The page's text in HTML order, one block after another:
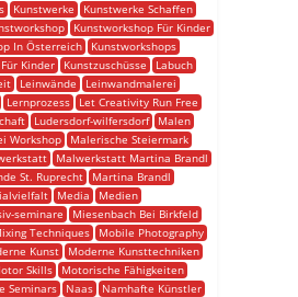
Kunstwerke
Kunstwerke Schaffen
Kunstworkshop Für Kinder
In Österreich
Kunstworkshops
Kinder
Kunstzuschüsse
Labuch
Leinwände
Leinwandmalerei
Lernprozess
Let Creativity Run Free
Ludersdorf-wilfersdorf
Malen
Workshop
Malerische Steiermark
Malwerkstatt Martina Brandl
St. Ruprecht
Martina Brandl
Media
Medien
seminare
Miesenbach Bei Birkfeld
Techniques
Mobile Photography
Kunst
Moderne Kunsttechniken
Skills
Motorische Fähigkeiten
Seminars
Naas
Namhafte Künstler